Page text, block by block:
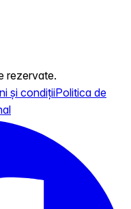
rezervate.
și condițiiPolitica de